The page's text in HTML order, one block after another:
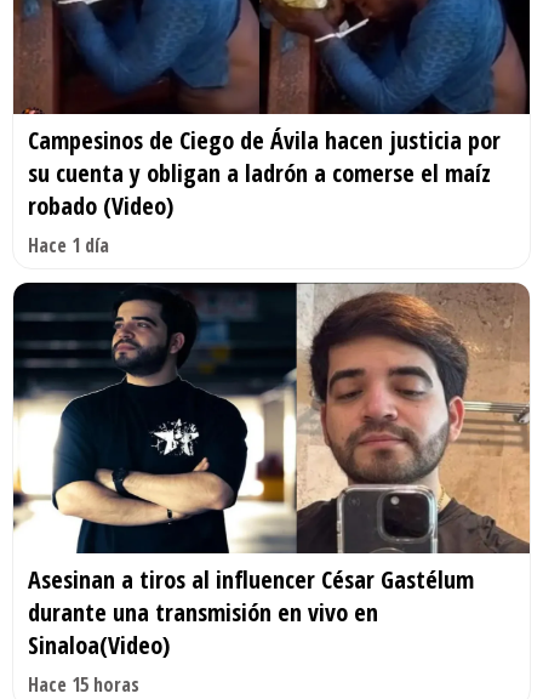
Campesinos de Ciego de Ávila hacen justicia por
su cuenta y obligan a ladrón a comerse el maíz
robado (Video)
Hace 1 día
Asesinan a tiros al influencer César Gastélum
durante una transmisión en vivo en
Sinaloa(Video)
Hace 15 horas